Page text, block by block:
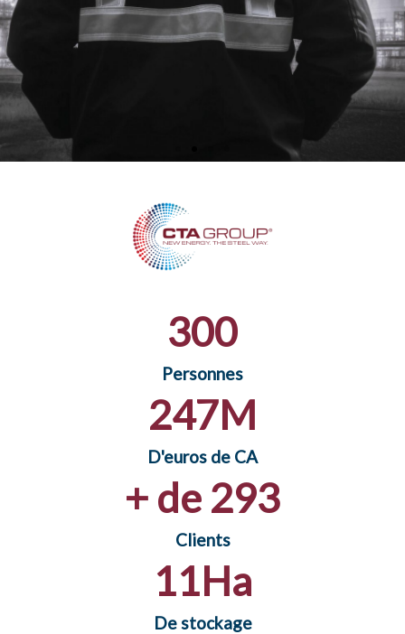
STOCKISTE CERTIFIÉ
EDF - UTO
ISO 19443, EN9120,
CERTIFICATIONS
Personnes
300
D'euros de CA
250M
Clients
+ de 300
De stockage
11Ha